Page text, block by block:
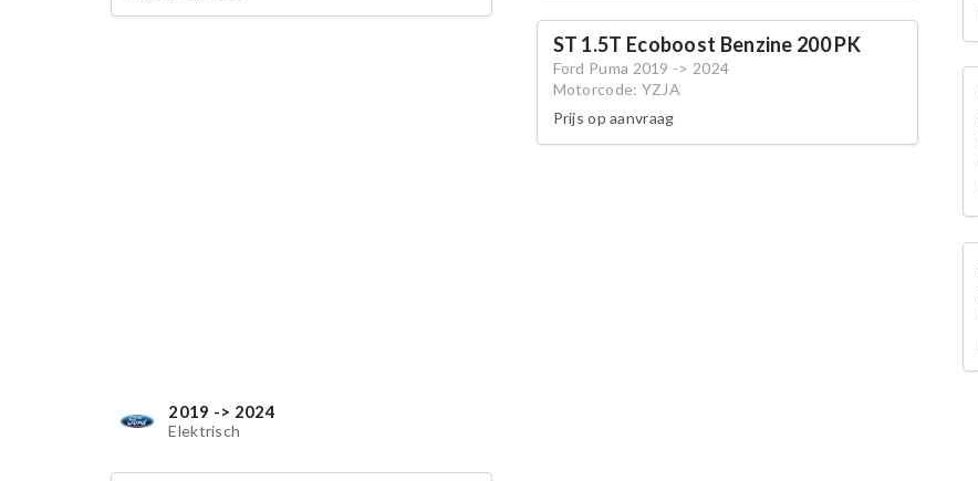
ST 1.5T Ecoboost Benzine 200 PK
Ford Puma 2019 -> 2024
Motorcode: YZJA
Prijs op aanvraag
2019 -> 2024
Elektrisch